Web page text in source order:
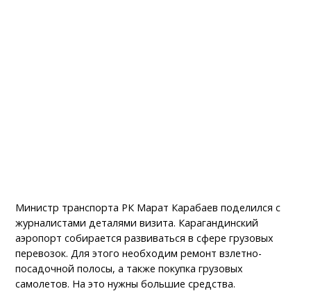
Министр транспорта РК Марат Карабаев поделился с
журналистами деталями визита. Карагандинский
аэропорт собирается развиваться в сфере грузовых
перевозок. Для этого необходим ремонт взлетно-
посадочной полосы, а также покупка грузовых
самолетов. На это нужны большие средства.